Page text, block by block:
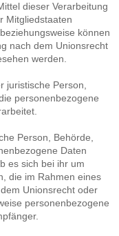
dieser Verarbeitung
Mitgliedstaaten
können
nach dem Unionsrecht
werden.
juristische Person,
personenbezogene
Person, Behörde,
Daten
es sich bei ihr um
die im Rahmen eines
Unionsrecht oder
personenbezogene